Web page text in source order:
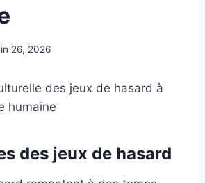
26, 2026
des jeux de hasard à
humaine
des jeux de hasard